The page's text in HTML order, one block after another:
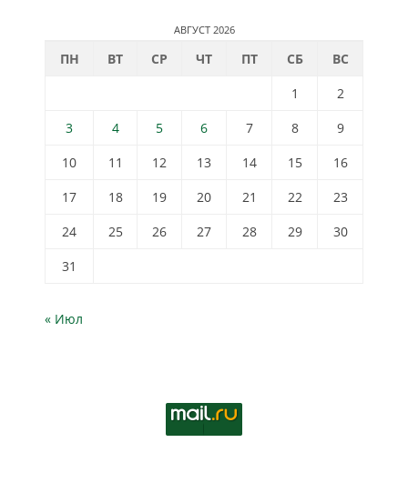
АВГУСТ 2026
ПН ВТ СР ЧТ ПТ СБ
ВС
1
2
3
4 5 6 7 8
9
10
11 12 13 14 15
16
17
18 19 20 21 22
23
24
25 26 27 28 29
30
31
« Июл